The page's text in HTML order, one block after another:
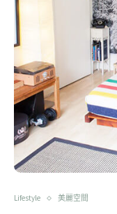
Lifestyle 美麗空間